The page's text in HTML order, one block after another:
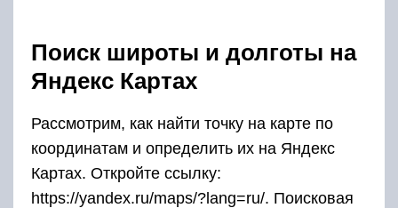
Поиск широты и долготы на
Яндекс Картах
Рассмотрим, как найти точку на карте по
координатам и определить их на Яндекс
Картах. Откройте ссылку:
https://yandex.ru/maps/?lang=ru/. Поисковая